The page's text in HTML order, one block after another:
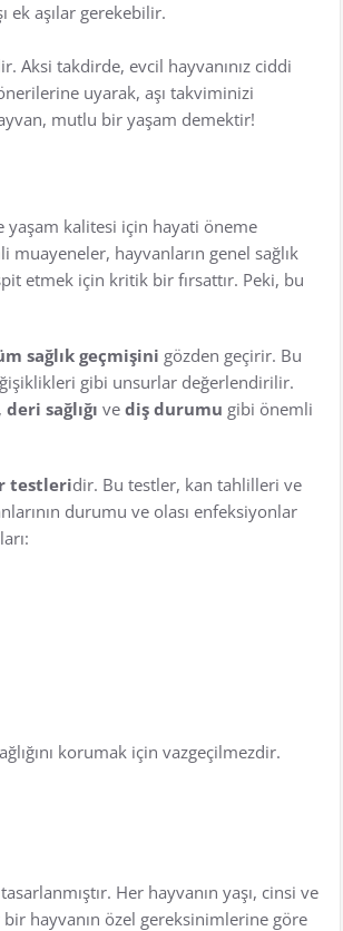
ek aşılar gerekebilir.
Aksi takdirde, evcil hayvanınız ciddi
uyarak, aşı takviminizi
mutlu bir yaşam demektir!
yaşam kalitesi için hayati öneme
hayvanların genel sağlık
etmek için kritik bir fırsattır. Peki, bu
sağlık geçmişini gözden geçirir. Bu
gibi unsurlar değerlendirilir.
, deri sağlığı ve diş durumu gibi önemli
testleridir. Bu testler, kan tahlilleri ve
durumu ve olası enfeksiyonlar
korumak için vazgeçilmezdir.
Her hayvanın yaşı, cinsi ve
hayvanın özel gereksinimlerine göre